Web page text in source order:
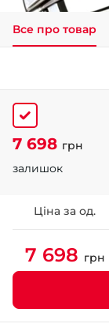
Все про товар
7 698 грн
залишок
Ціна за од.
7 698 грн